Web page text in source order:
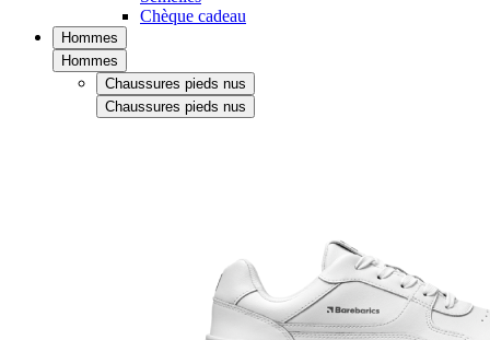
Chèque cadeau
Hommes
Hommes
Chaussures pieds nus
Chaussures pieds nus